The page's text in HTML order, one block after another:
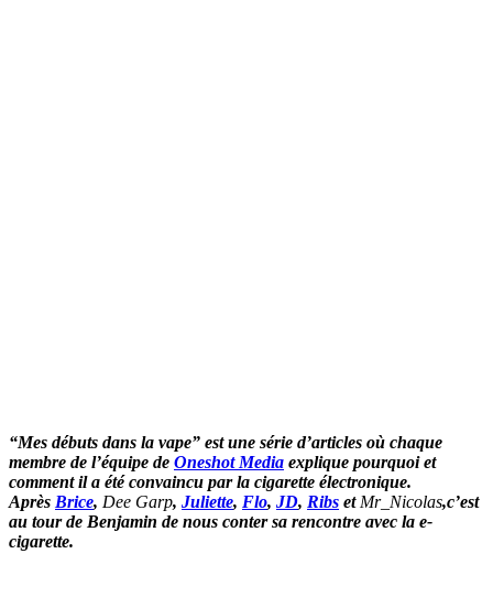
“Mes débuts dans la vape” est une série d’articles où chaque
membre de l’équipe de Oneshot Media explique pourquoi et
comment il a été convaincu par la cigarette électronique.
Après Brice, Dee Garp, Juliette, Flo, JD, Ribs et Mr_Nicolas,c’est
au tour de Benjamin de nous conter sa rencontre avec la e-
cigarette.